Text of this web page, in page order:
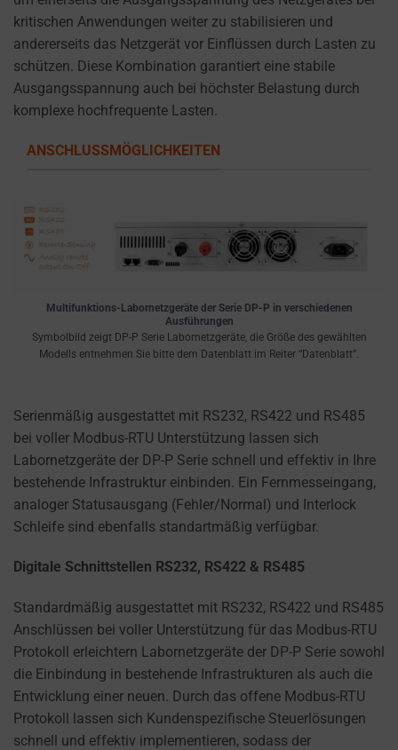
kritischen Anwendungen weiter zu stabilisieren und
andererseits das Netzgerät vor Einflüssen durch Lasten zu
schützen. Diese Kombination garantiert eine stabile
Ausgangsspannung auch bei höchster Belastung durch
komplexe hochfrequente Lasten.
ANSCHLUSSMÖGLICHKEITEN
Multifunktions-Labornetzgeräte der Serie DP-P in verschiedenen
Ausführungen
Symbolbild zeigt DP-P Serie Labornetzgeräte, die Größe des gewählten
Modells entnehmen Sie bitte dem Datenblatt im Reiter “Datenblatt”.
Serienmäßig ausgestattet mit RS232, RS422 und RS485
bei voller Modbus-RTU Unterstützung lassen sich
Labornetzgeräte der DP-P Serie schnell und effektiv in Ihre
bestehende Infrastruktur einbinden. Ein Fernmesseingang,
analoger Statusausgang (Fehler/Normal) und Interlock
Schleife sind ebenfalls standartmäßig verfügbar.
Digitale Schnittstellen RS232, RS422 & RS485
Standardmäßig ausgestattet mit RS232, RS422 und RS485
Anschlüssen bei voller Unterstützung für das Modbus-RTU
Protokoll erleichtern Labornetzgeräte der DP-P Serie sowohl
die Einbindung in bestehende Infrastrukturen als auch die
Entwicklung einer neuen. Durch das offene Modbus-RTU
Protokoll lassen sich Kundenspezifische Steuerlösungen
schnell und effektiv implementieren, sodass der